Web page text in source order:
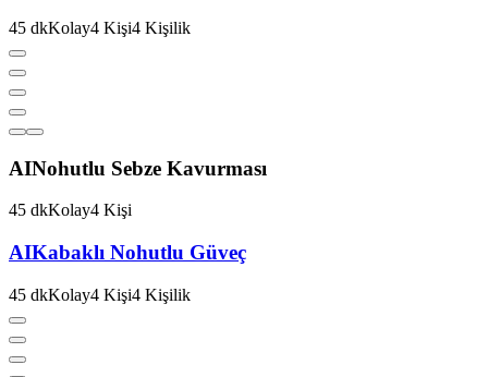
45 dkKolay4 Kişi4 Kişilik
AINohutlu Sebze Kavurması
45 dkKolay4 Kişi
AIKabaklı Nohutlu Güveç
45 dkKolay4 Kişi4 Kişilik